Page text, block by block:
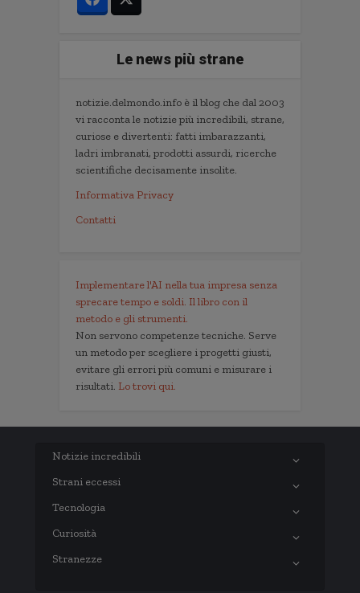
Le news più strane
notizie.delmondo.info è il blog che dal 2003
vi racconta le notizie più incredibili, strane,
curiose e divertenti: fatti imbarazzanti,
ladri imbranati, prodotti assurdi, ricerche
scientifiche decisamente insolite.
Informativa Privacy
Contatti
Implementare l'AI nella tua impresa senza
sprecare tempo e soldi. Il libro con il
metodo e gli strumenti.
Non servono competenze tecniche. Serve
un metodo per scegliere i progetti giusti,
evitare gli errori più comuni e misurare i
risultati. Lo trovi qui.
Notizie incredibili
Strani eccessi
Tecnologia
Curiosità
Stranezze